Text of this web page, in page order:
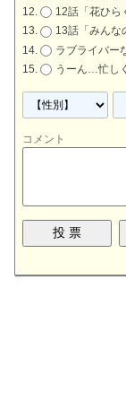
12話「花ひら
13話「みんな
ラブライバー
うーん…忙し
コメント